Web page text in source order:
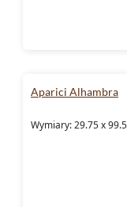
Aparici Alhambra
Wymiary: 29.75 x